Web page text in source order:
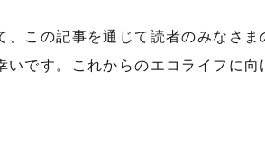
この記事を通じて読者のみなさ
です。これからのエコライフに